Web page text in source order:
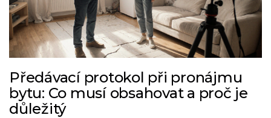
Předávací protokol při pronájmu
bytu: Co musí obsahovat a proč je
důležitý